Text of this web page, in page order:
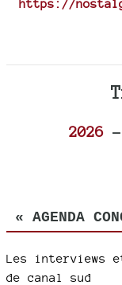
https://
2026-
« AGENDA
Les interviews
de canal sud